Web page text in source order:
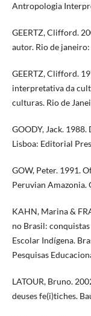
Antropologia
GEERTZ, Clifford.
autor. Rio de
GEERTZ, Clifford.
interpretativa da
culturas. Rio de
GOODY, Jack.
Lisboa: Editorial
GOW, Peter. 1991.
Peruvian Amazonia.
KAHN, Marina &
no Brasil: conquistas
Escolar Indígena.
Pesquisas
LATOUR, Bruno.
deuses fe(i)tiches.